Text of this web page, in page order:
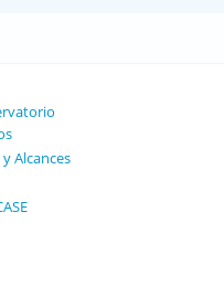
Alcances